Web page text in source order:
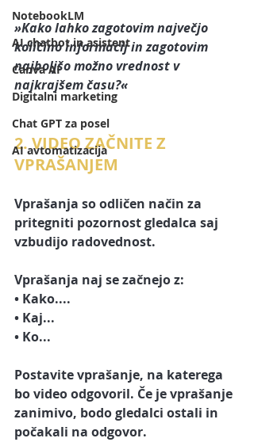
NotebookLM
AI chatbot in asistent
Canva AI
Digitalni marketing
Chat GPT za posel
AI avtomatizacija
»Kako lahko zagotovim največjo
količino informacij in zagotovim
najboljšo možno vrednost v
najkrajšem času?«
2. VIDEO ZAČNITE Z
VPRAŠANJEM
Vprašanja so odličen način za
pritegniti pozornost gledalca saj
vzbudijo radovednost.
Vprašanja naj se začnejo z:
• Kako....
• Kaj...
• Ko...
Postavite vprašanje, na katerega
bo video odgovoril. Če je vprašanje
zanimivo, bodo gledalci ostali in
počakali na odgovor.